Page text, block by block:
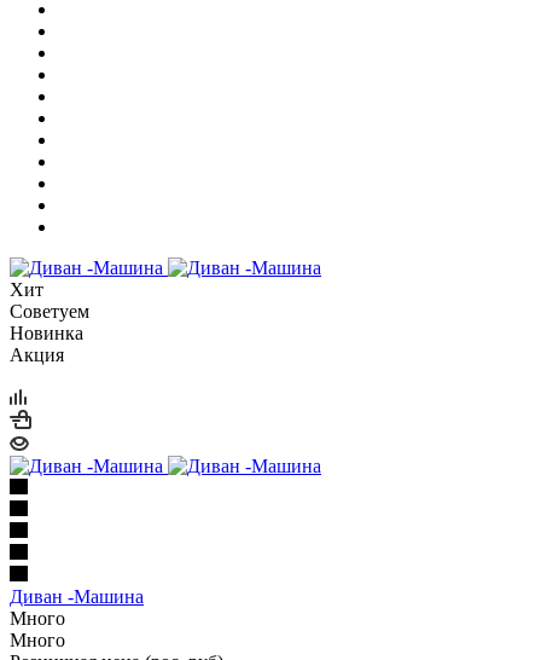
Хит
Советуем
Новинка
Акция
Диван -Машина
Много
Много